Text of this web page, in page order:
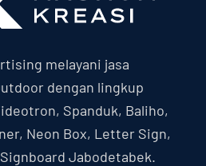
melayani jasa
dengan lingkup
Spanduk, Baliho,
Neon Box, Letter Sign,
Jabodetabek.